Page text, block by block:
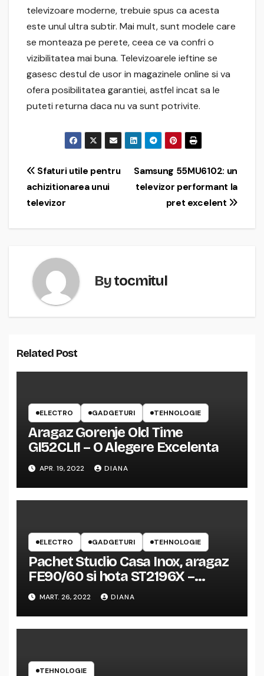
televizoare moderne, trebuie spus ca acesta
este unul ultra subtir. Mai mult, sunt modele care
se monteaza pe perete, ceea ce va confri o
vizibilitatea mai buna. Televizoarele ieftine se
gasesc destul de usor in magazinele online si va
ofera posibilitatea garantiei, astfel incat sa le
puteti returna daca nu va sunt potrivite.
Navigare
în
articole
Samsung 55MU6102: un
televizor performant la
pret excelent
Sfaturi utile pentru
achizitionarea unui
televizor
Bytocmitul
Related Post
ELECTRO GADGETURI TEHNOLOGIE
Aragaz Gorenje Old Time
GI52CLI1 – O Alegere Excelenta
APR. 19, 2022 DIANA
ELECTRO GADGETURI TEHNOLOGIE
Pachet Studio Casa Inox, aragaz
FE90/60 si hota ST2196X –
Impresii, Pret
MART. 26, 2022 DIANA
TEHNOLOGIE